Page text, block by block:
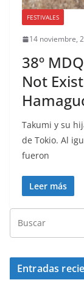
FESTIVALES
14 noviembre,
38º
Not
Takumi y su
de Tokio. Al
fueron
Leer más
Entradas